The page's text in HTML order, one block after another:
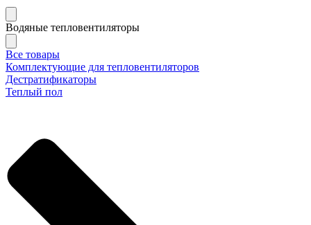
Водяные тепловентиляторы
Все товары
Комплектующие для тепловентиляторов
Дестратификаторы
Теплый пол